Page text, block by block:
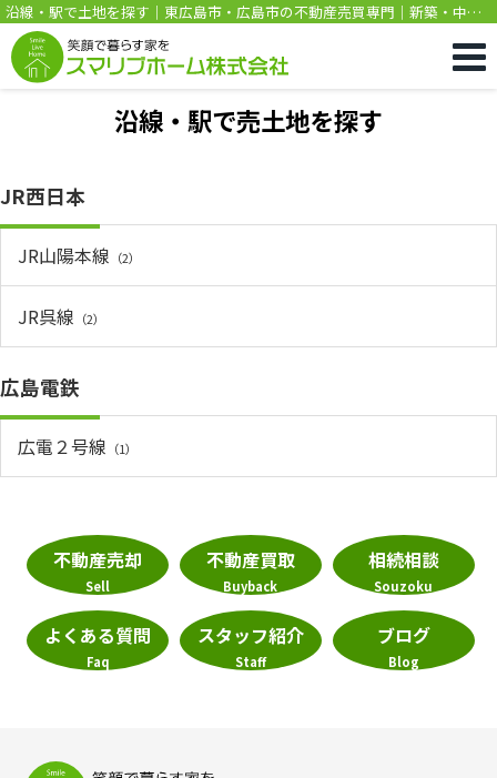
沿線・駅で土地を探す｜東広島市・広島市の不動産売買専門｜新築・中
古・土地・売却はスマリブホーム
沿線・駅で売土地を探す
JR西日本
JR山陽本線 （2）
JR呉線 （2）
広島電鉄
広電２号線 （1）
不動産売却
Sell
不動産買取
Buyback
相続相談
Souzoku
よくある質問
Faq
スタッフ紹介
Staff
ブログ
Blog